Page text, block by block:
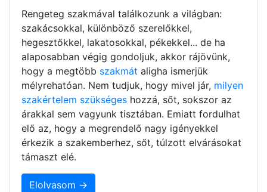
Rengeteg szakmával találkozunk a világban:
szakácsokkal, különböző szerelőkkel,
hegesztőkkel, lakatosokkal, pékekkel... de ha
alaposabban végig gondoljuk, akkor rájövünk,
hogy a megtöbb szakmát aligha ismerjük
mélyrehatóan. Nem tudjuk, hogy mivel jár, milyen
szakértelem szükséges hozzá, sőt, sokszor az
árakkal sem vagyunk tisztában. Emiatt fordulhat
elő az, hogy a megrendelő nagy igényekkel
érkezik a szakemberhez, sőt, túlzott elvárásokat
támaszt elé.
Elolvasom →